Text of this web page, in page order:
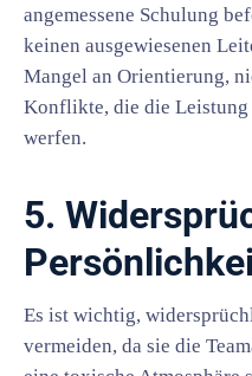
angemessene Schulung
keinen ausgewiesenen
Mangel an Orientierung,
Konflikte, die die Leistung
werfen.
5.
Es ist wichtig,
vermeiden, da sie die